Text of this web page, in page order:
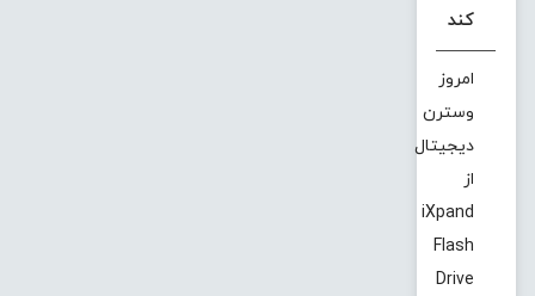
کند
امروز
وسترن
دیجیتال
از
iXpand
Flash
Drive